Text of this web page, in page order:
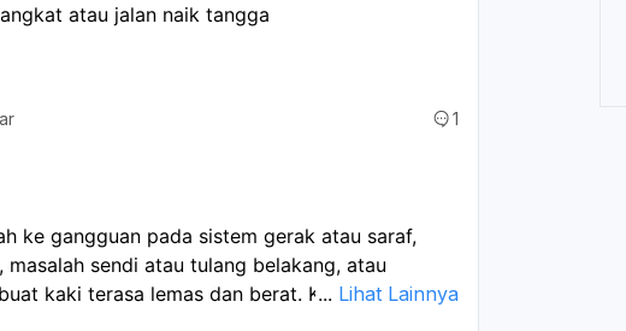
atau jalan naik tangga
1
ke gangguan pada sistem gerak atau saraf,
sendi atau tulang belakang, atau
kaki terasa lemas dan berat. Karena ada rasa
... Lihat Lainnya